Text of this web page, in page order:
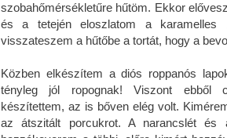
szobahőmérsékletűre hűtöm. Ekkor
és a tetején eloszlatom a karamelles
visszateszem a hűtőbe a tortát, hogy a
Közben elkészítem a diós roppanós
tényleg jól ropognak! Viszont ebből
készítettem, az is bőven elég volt.
az átszitált porcukrot. A narancslét és